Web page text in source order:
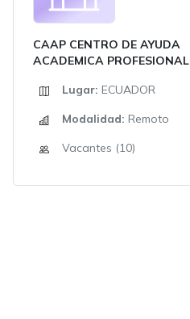
CAAP CENTRO DE AYUDA
ACADEMICA PROFESIONAL
Lugar: ECUADOR
Modalidad: Remoto
Vacantes (10)